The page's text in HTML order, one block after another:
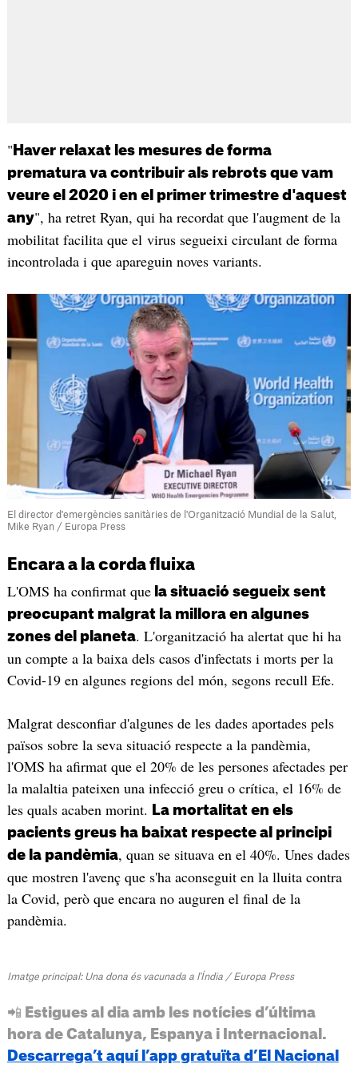
" Haver relaxat les mesures de forma
prematura va contribuir als rebrots que vam
veure el 2020 i en el primer trimestre d'aquest
any", ha retret Ryan, qui ha recordat que l'augment de la
mobilitat facilita que el virus segueixi circulant de forma
incontrolada i que apareguin noves variants.
El director d'emergències sanitàries de l'Organització Mundial de la Salut,
Mike Ryan / Europa Press
Encara a la corda fluixa
L'OMS ha confirmat quela situació segueix sent
preocupant malgrat la millora en algunes
zones del planeta. L'organització ha alertat que hi ha
un compte a la baixa dels casos d'infectats i morts per la
Covid-19 en algunes regions del món, segons recull Efe.
Malgrat desconfiar d'algunes de les dades aportades pels
països sobre la seva situació respecte a la pandèmia,
l'OMS ha afirmat que el 20% de les persones afectades per
la malaltia pateixen una infecció greu o crítica, el 16% de
les quals acaben morint.
La mortalitat en els
pacients greus ha baixat respecte al principi
de la pandèmia, quan se situava en el 40%. Unes dades
que mostren l'avenç que s'ha aconseguit en la lluita contra
la Covid, però que encara no auguren el final de la
pandèmia.
Imatge principal: Una dona és vacunada a l'Índia / Europa Press
📲 Estigues al dia amb les notícies d’última
hora de Catalunya, Espanya i Internacional.
Descarrega’t aquí l’app gratuïta d’El Nacional